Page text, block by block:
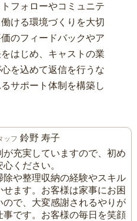
フォローやコミュニテ
ける環境づくりを大切
のフィードバックやア
はじめ、キャストの業
を込めて返信を行うな
サポート体制を構築し
ッフ 鈴野 寿子
が充実していますので、初め
ください。
除や整理収納の経験やスキル
せます。お客様は家事にお困
ので、大変感謝されるやりが
事です。お客様の毎日を笑顔